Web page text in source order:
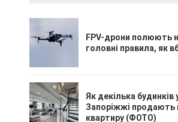
FPV-дрони полюють
головні правила, як
Як декілька
Запоріжжі
квартиру (ФОТО)